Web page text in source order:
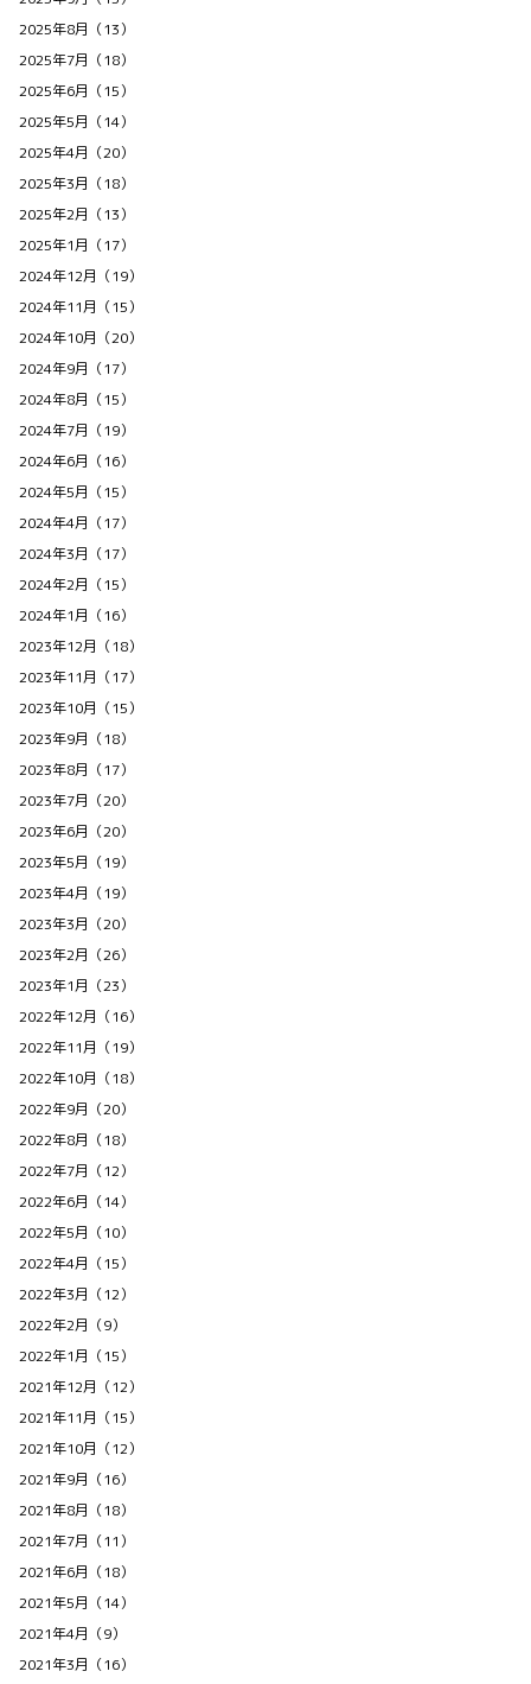
2025年8月（13）
2025年7月（18）
2025年6月（15）
2025年5月（14）
2025年4月（20）
2025年3月（18）
2025年2月（13）
2025年1月（17）
2024年12月（19）
2024年11月（15）
2024年10月（20）
2024年9月（17）
2024年8月（15）
2024年7月（19）
2024年6月（16）
2024年5月（15）
2024年4月（17）
2024年3月（17）
2024年2月（15）
2024年1月（16）
2023年12月（18）
2023年11月（17）
2023年10月（15）
2023年9月（18）
2023年8月（17）
2023年7月（20）
2023年6月（20）
2023年5月（19）
2023年4月（19）
2023年3月（20）
2023年2月（26）
2023年1月（23）
2022年12月（16）
2022年11月（19）
2022年10月（18）
2022年9月（20）
2022年8月（18）
2022年7月（12）
2022年6月（14）
2022年5月（10）
2022年4月（15）
2022年3月（12）
2022年2月（9）
2022年1月（15）
2021年12月（12）
2021年11月（15）
2021年10月（12）
2021年9月（16）
2021年8月（18）
2021年7月（11）
2021年6月（18）
2021年5月（14）
2021年4月（9）
2021年3月（16）